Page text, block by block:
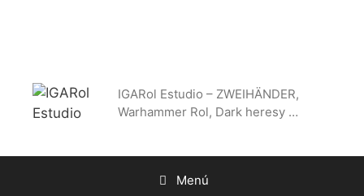
IGARol Estudio – ZWEIHÄNDER,
Warhammer Rol, Dark heresy …
Menú